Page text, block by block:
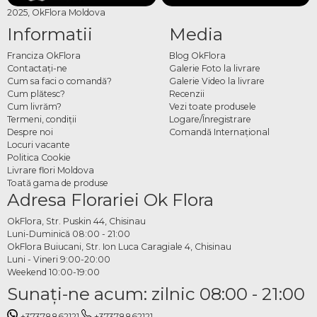
pentru cele mature. Fiecare produs este ales pentru calitatea și utilitatea sa, astfel
încât plantele tale să beneficieze de condiții optime de creștere și un aspect
Cum comanzi îngrășăminte și
ghivece online
Alegi produsele dorite din categorie, specifici data și adresa de livrare și plasezi
comanda. Echipa OkFlora se ocupă de ambalare și livrare ANENII NOI la timp,
astfel încât produsele să ajungă în perfectă stare și gata de utilizare imediat.
2025, OkFlora Moldova
Informatii
Franciza OkFlora
Contactaţi-ne
Cum sa faci o comandă?
Cum plătesc?
Cum livrăm?
Termeni, condiţii
Despre noi
Locuri vacante
Politica Cookie
Livrare flori Moldova
Toată gama de produse
Media
Blog OkFlora
Galerie Foto la livrare
Galerie Video la livrare
Recenzii
Vezi toate produsele
Logare/Înregistrare
Comandă Internațional
Adresa Florariei Ok Flora
OkFlora, Str. Puskin 44, Chisinau
Luni-Duminică 08:00 - 21:00
OkFlora Buiucani, Str. Ion Luca Caragiale 4, Chisinau
Luni - Vineri 9:00-20:00
Weekend 10:00-19:00
Sunaţi-ne acum: zilnic 08:00 - 21:00